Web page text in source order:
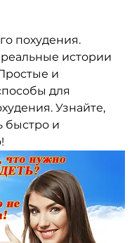
похудения.
истории
и
для
Узнайте,
быстро и